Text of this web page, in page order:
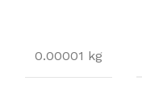
0.00001 kg